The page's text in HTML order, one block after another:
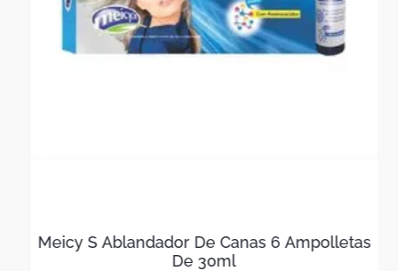
Meicy S Ablandador De Canas 6 Ampolletas
De 30ml